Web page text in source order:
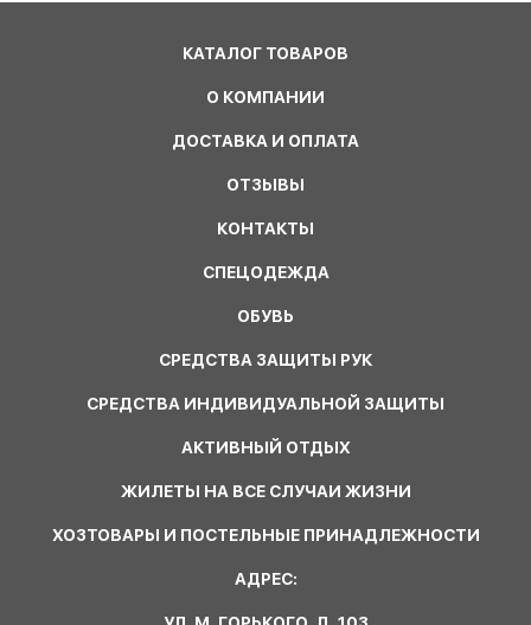
КАТАЛОГ ТОВАРОВ
О КОМПАНИИ
ДОСТАВКА И ОПЛАТА
ОТЗЫВЫ
КОНТАКТЫ
СПЕЦОДЕЖДА
ОБУВЬ
СРЕДСТВА ЗАЩИТЫ РУК
СРЕДСТВА ИНДИВИДУАЛЬНОЙ ЗАЩИТЫ
АКТИВНЫЙ ОТДЫХ
ЖИЛЕТЫ НА ВСЕ СЛУЧАИ ЖИЗНИ
ХОЗТОВАРЫ И ПОСТЕЛЬНЫЕ ПРИНАДЛЕЖНОСТИ
АДРЕС: